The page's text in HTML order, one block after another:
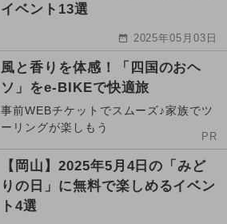
イベント13選
2025年05月03日
風と香りを体感！「四国のおヘ
ソ」をe-BIKEで快適旅
事前WEBチケットでスムーズ♪家族でツ
ーリングが楽しもう
PR
【岡山】2025年5月4日の「みど
りの日」に無料で楽しめるイベン
ト4選